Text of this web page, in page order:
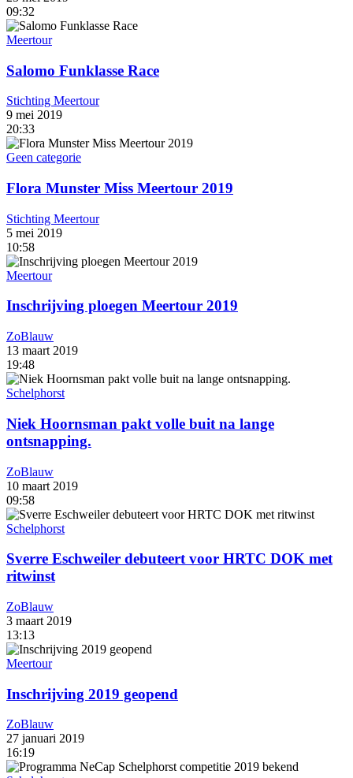
09:32
Meertour
Salomo Funklasse Race
Stichting Meertour
9 mei 2019
20:33
Geen categorie
Flora Munster Miss Meertour 2019
Stichting Meertour
5 mei 2019
10:58
Meertour
Inschrijving ploegen Meertour 2019
ZoBlauw
13 maart 2019
19:48
Schelphorst
Niek Hoornsman pakt volle buit na lange
ontsnapping.
ZoBlauw
10 maart 2019
09:58
Schelphorst
Sverre Eschweiler debuteert voor HRTC DOK met
ritwinst
ZoBlauw
3 maart 2019
13:13
Meertour
Inschrijving 2019 geopend
ZoBlauw
27 januari 2019
16:19